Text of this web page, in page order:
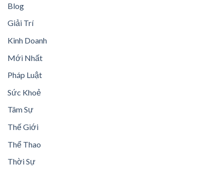
Blog
Giải Trí
Kinh Doanh
Mới Nhất
Pháp Luật
Sức Khoẻ
Tâm Sự
Thế Giới
Thể Thao
Thời Sự